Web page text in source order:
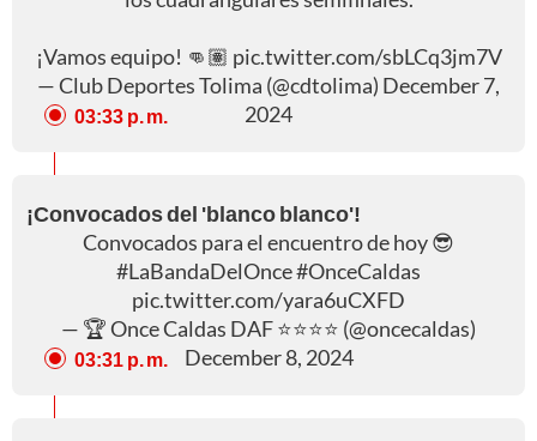
¡Vamos equipo! 👊🏽 pic.twitter.com/sbLCq3jm7V
— Club Deportes Tolima (@cdtolima) December 7,
2024
03:33 p. m.
¡Convocados del 'blanco blanco'!
Convocados para el encuentro de hoy 😎
#LaBandaDelOnce#OnceCaldas
pic.twitter.com/yara6uCXFD
— 🏆 Once Caldas DAF ⭐️⭐️⭐️⭐️ (@oncecaldas)
December 8, 2024
03:31 p. m.